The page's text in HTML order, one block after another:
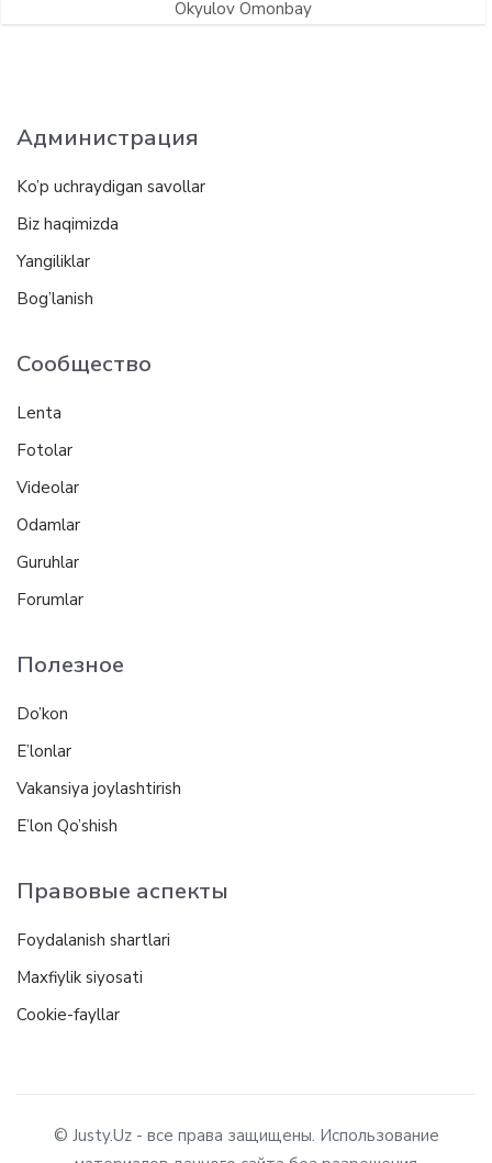
Okyulov Omonbay
Администрация
Ko’p uchraydigan savollar
Biz haqimizda
Yangiliklar
Bog’lanish
Сообщество
Lenta
Fotolar
Videolar
Odamlar
Guruhlar
Forumlar
Полезное
Do’kon
E’lonlar
Vakansiya joylashtirish
E’lon Qo’shish
Правовые аспекты
Foydalanish shartlari
Maxfiylik siyosati
Cookie-fayllar
© Justy.Uz - все права защищены. Использование